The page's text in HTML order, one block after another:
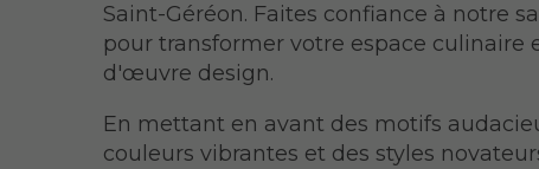
Saint-Géréon. Faites confiance à notre
pour transformer votre espace culinaire
d'œuvre design.
En mettant en avant des motifs
couleurs vibrantes et des styles